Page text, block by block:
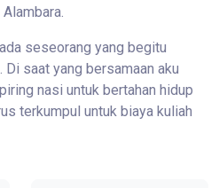
seseorang yang begitu
saat yang bersamaan aku
nasi untuk bertahan hidup
terkumpul untuk biaya kuliah